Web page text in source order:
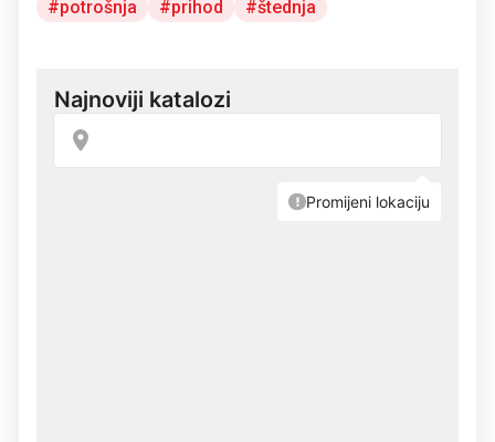
potrošnja prihod štednja